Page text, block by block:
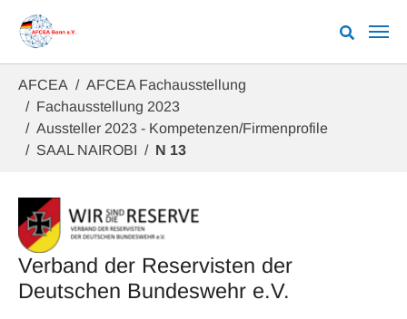
AFCEA
AFCEA Fachausstellung
Fachausstellung 2023
Aussteller 2023 - Kompetenzen/Firmenprofile
SAAL NAIROBI
N 13
Verband der Reservisten der
Deutschen Bundeswehr e.V.